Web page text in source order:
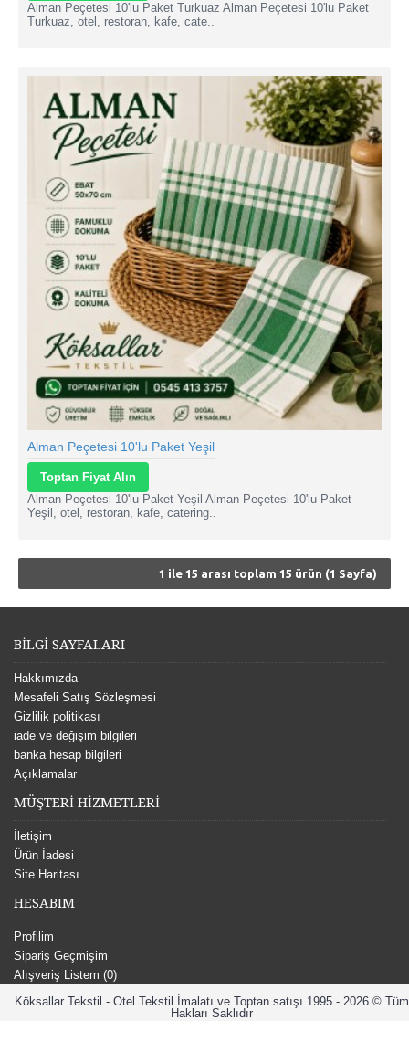
Alman Peçetesi 10'lu Paket Turkuaz Alman Peçetesi 10'lu Paket
Turkuaz, otel, restoran, kafe, cate..
Alman Peçetesi 10'lu Paket Yeşil
Toptan Fiyat Alın
Alman Peçetesi 10'lu Paket Yeşil Alman Peçetesi 10'lu Paket
Yeşil, otel, restoran, kafe, catering..
1 ile 15 arası toplam 15 ürün (1 Sayfa)
BİLGİ SAYFALARI
Hakkımızda
Mesafeli Satış Sözleşmesi
Gizlilik politikası
iade ve değişim bilgileri
banka hesap bilgileri
Açıklamalar
MÜŞTERİ HİZMETLERİ
İletişim
Ürün İadesi
Site Haritası
HESABIM
Profilim
Sipariş Geçmişim
Alışveriş Listem (0)
Köksallar Tekstil - Otel Tekstil İmalatı ve Toptan satışı 1995 - 2026 © Tüm
Hakları Saklıdır